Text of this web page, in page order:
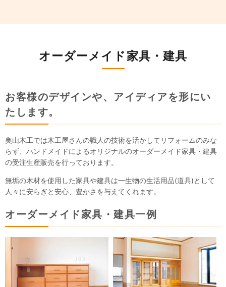
オーダーメイド家具・建具
お客様のデザインや、アイディアを形にい
たします。
奧山木工では木工屋さんの職人の技術を活かしてリフォームのみな
らず、ハンドメイドによるオリジナルのオーダーメイド家具・建具
の受注生産販売を行っております。
無垢の木材を使用した家具や建具は一生物の生活用品(道具)として
人々に安らぎと安心、豊かさを与えてくれます。
オーダーメイド家具・建具一例